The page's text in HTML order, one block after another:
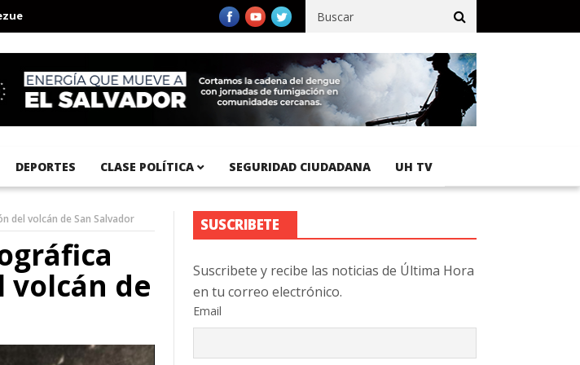
Aeropuerto Internacional del Pacífico registra 92 % de avance en obras de terracería
DEPORTES CLASE POLÍTICA SEGURIDAD CIUDADANA UH TV
del volcán de San Salvador
volcán de
SUSCRIBETE
Suscribete y recibe las noticias de Última Hora
en tu correo electrónico.
Email